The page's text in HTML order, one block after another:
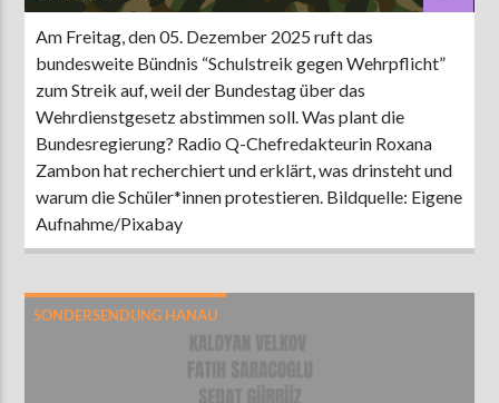
Am Freitag, den 05. Dezember 2025 ruft das
bundesweite Bündnis “Schulstreik gegen Wehrpflicht”
zum Streik auf, weil der Bundestag über das
Wehrdienstgesetz abstimmen soll. Was plant die
Bundesregierung? Radio Q-Chefredakteurin Roxana
Zambon hat recherchiert und erklärt, was drinsteht und
warum die Schüler*innen protestieren. Bildquelle: Eigene
Aufnahme/Pixabay
SONDERSENDUNG HANAU